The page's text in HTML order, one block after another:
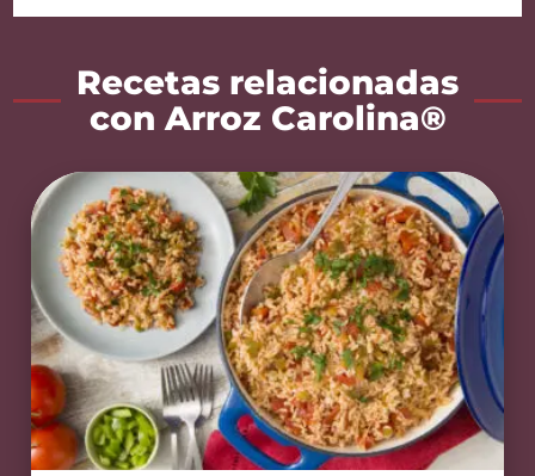
Recetas relacionadas
con Arroz Carolina®